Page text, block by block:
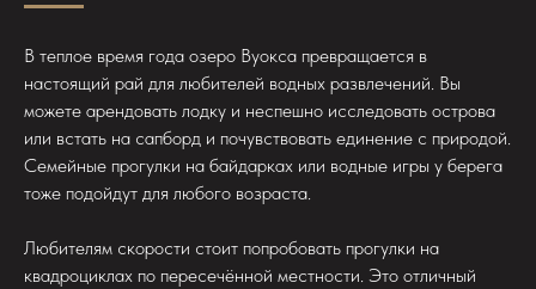
В теплое время года озеро Вуокса превращается в
настоящий рай для любителей водных развлечений. Вы
можете арендовать лодку и неспешно исследовать острова
или встать на сапборд и почувствовать единение с природой.
Семейные прогулки на байдарках или водные игры у берега
тоже подойдут для любого возраста.
Любителям скорости стоит попробовать прогулки на
квадроциклах по пересечённой местности. Это отличный